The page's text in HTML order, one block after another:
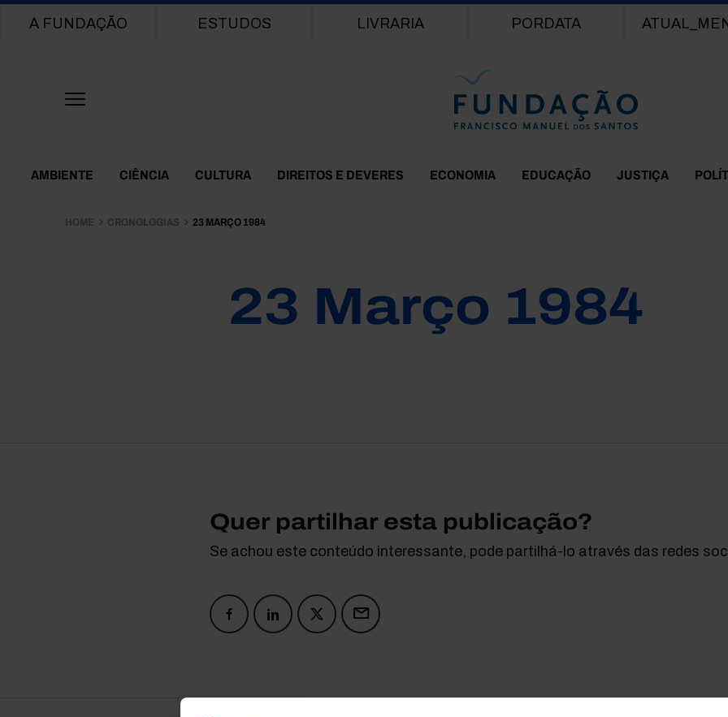
Main navigation
A FUNDAÇÃO ESTUDOS LIVRARIA PORDATA
Themes Menu
AMBIENTE CIÊNCIA CULTURA DIREITOS E DEVERES ECONOMIA EDUCAÇÃO JUSTIÇA
HOME CRONOLOGIAS 23 MARÇO 1984
23 Março 1984
Quer partilhar esta publicação?
Se achou este conteúdo interessante, pode partilhá-lo através das redes